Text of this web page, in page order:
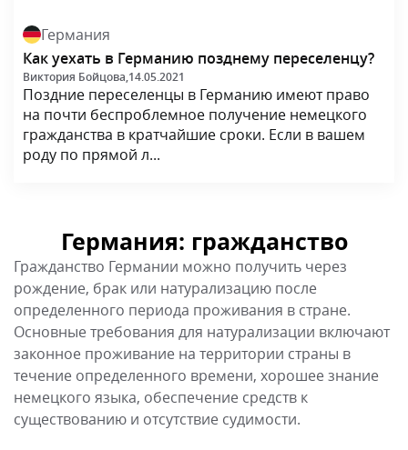
рождение, брак или натурализацию после
определенного периода проживания в стране.
Основные требования для натурализации включают
законное проживание на территории страны в
течение определенного времени, хорошее знание
немецкого языка, обеспечение средств к
существованию и отсутствие судимости.
Германия: вид на жительство
Вид на жительство в Германии предоставляет право
на долгосрочное проживание, работу и обучение в
стране. ВНЖ можно получить через
трудоустройство, учебу, семейное воссоединение
или инвестиции. Условия и сроки предоставления
ВНЖ могут варьироваться в зависимости от
категории и индивидуальных обстоятельств
заявителя.